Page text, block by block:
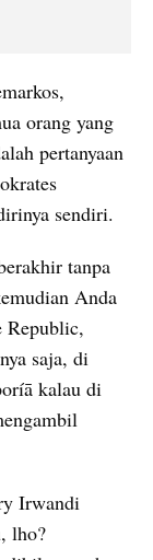
orang yang
pertanyaan
sendiri.
tanpa
Anda
Republic,
saja, di
kalau di
Irwandi
lho?